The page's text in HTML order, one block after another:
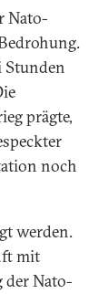
Nato-
prägte,
noch
werden.
mit
der Nato-